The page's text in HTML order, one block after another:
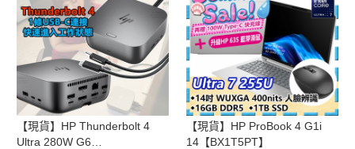
【現貨】HP Thunderbolt 4
Ultra 280W G6
【現貨】HP ProBook 4 G1i
14【BX1T5PT】